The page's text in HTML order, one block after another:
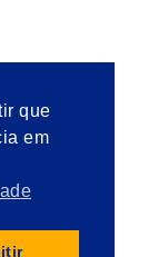
que
em